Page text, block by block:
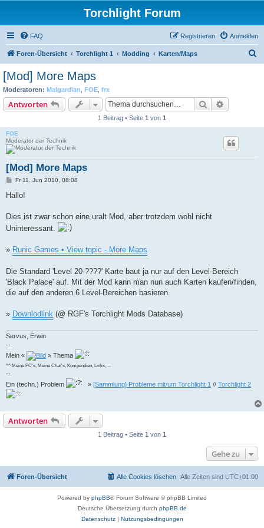
Torchlight Forum
FAQ Anmelden
Registrieren
Foren-Übersicht Torchlight 1 Modding Karten/Maps
[Mod] More Maps
Moderatoren: Malgardian FOE frx
Antworten Suche
1 Beitrag • Seite 1 von 1
FOE
Moderator der Technik
[Mod] More Maps
B
i
a
Fr 11. Jun 2010, 08:08
Hallo!
Dies ist zwar schon eine uralt Mod, aber trotzdem wohl nicht
Uninteressant.
» Runic Games • View topic - More Maps
Die Standard 'Level 20-????' Karte baut ja nur auf den Level-Bereich
'Black Palace' auf. Mit der Mod kann man nun auch Karten kaufen/finden,
die auf den anderen 6 Level-Bereichen basieren.
» Downlodlink (@ RGF's Torchlight Mods Database)
Servus, Erwin
--
Mein «
» Thema
^^ Meine PC's, Meine Char's, Kompendien, Links, ...
--
Ein (techn.) Problem
» [Sammlung] Probleme mit/um Torchlight 1 // Torchlight 2
Antworten
1 Beitrag • Seite 1 von 1
Gehe zu
Foren-Übersicht Alle Zeiten sind UTC+01:00
Alle Cookies löschen
Powered by phpBB® Forum Software © phpBB Limited
Deutsche Übersetzung durch phpBB.de
Datenschutz| Nutzungsbedingungen